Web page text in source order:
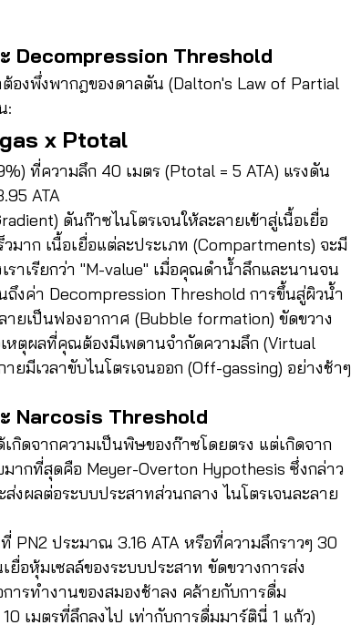
Decompression Threshold
ต้องพึ่งพากฎของดาลตัน (Dalton's Law of Partial
:
x Ptotal
ที่ความลึก 40 เมตร (Ptotal = 5 ATA) แรงดัน
ATA
ดันก๊าซไนโตรเจนให้ละลายเข้าสู่เนื้อเยื่อ
มาก เนื้อเยื่อแต่ละประเภท (Compartments) จะมี
ราเรียกว่า "M-value" เมื่อคุณดำน้ำลึกและนานจน
ถึงค่า Decompression Threshold การขึ้นสู่ผิวน้ำ
ยเป็นฟองอากาศ (Bubble formation) ขัดขวาง
หตุผลที่คุณต้องมีเพดานจำกัดความลึก (Virtual
ยมีเวลาขับไนโตรเจนออก (Off-gassing) อย่างช้าๆ
Narcosis Threshold
กิดจากความเป็นพิษของก๊าซโดยตรง แต่เกิดจาก
กที่สุดคือ Meyer-Overton Hypothesis ซึ่งกล่าว
งผลต่อระบบประสาทส่วนกลาง ไนโตรเจนละลาย
PN2 ประมาณ 3.16 ATA หรือที่ความลึกราวๆ 30
ยื่อหุ้มเซลล์ของระบบประสาท ขัดขวางการส่ง
รทำงานของสมองช้าลง คล้ายกับการดื่ม
เมตรที่ลึกลงไป เท่ากับการดื่มมาร์ตินี่ 1 แก้ว)